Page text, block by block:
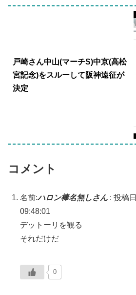
戸崎さん中山(マーチS)中京(高松
宮記念)をスルーして阪神遠征が
決定
コメント
名前:ハロン棒名無しさん : 投稿
09:48:01
デットーリを観る
それだけだ
0